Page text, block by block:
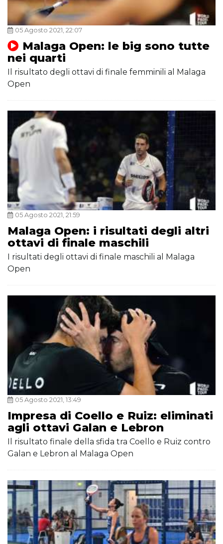
05 Agosto 2021, 22:07
Malaga Open: le big sono tutte
nei quarti
Il risultato degli ottavi di finale femminili al Malaga
Open
05 Agosto 2021, 21:59
Malaga Open: i risultati degli altri
ottavi di finale maschili
I risultati degli ottavi di finale maschili al Malaga
Open
05 Agosto 2021, 13:49
Impresa di Coello e Ruiz: eliminati
agli ottavi Galan e Lebron
Il risultato finale della sfida tra Coello e Ruiz contro
Galan e Lebron al Malaga Open